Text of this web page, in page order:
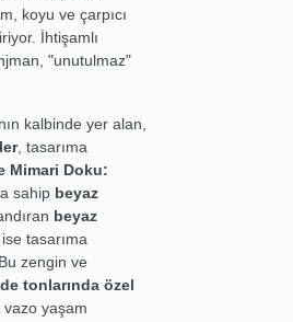
koyu ve çarpıcı
İhtişamlı
"unutulmaz"
kalbinde yer alan,
, tasarıma
Mimari Doku:
sahip beyaz
beyaz
tasarıma
Bu zengin ve
tonlarında özel
vazo yaşam